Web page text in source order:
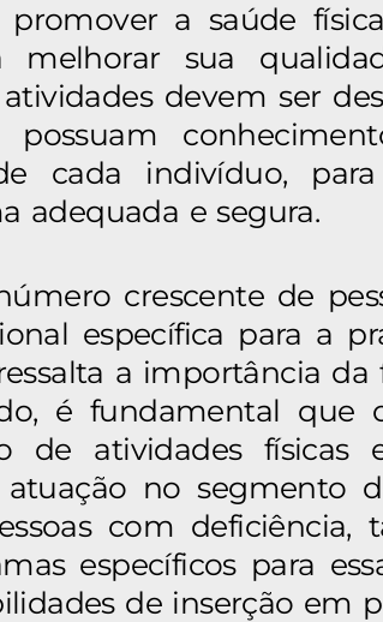
a saúde
melhorar sua
devem ser
possuam
cada indivíduo,
adequada e segura.
crescente de
específica para a
a importância
é fundamental que
de atividades físicas
atuação no segmento
com deficiência,
específicos para
de inserção em